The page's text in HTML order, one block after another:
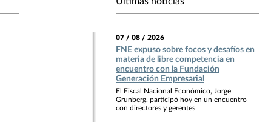
07 / 08 / 2026
FNE expuso sobre focos y desafíos en
materia de libre competencia en
encuentro con la Fundación
Generación Empresarial
El Fiscal Nacional Económico, Jorge
Grunberg, participó hoy en un encuentro
con directores y gerentes